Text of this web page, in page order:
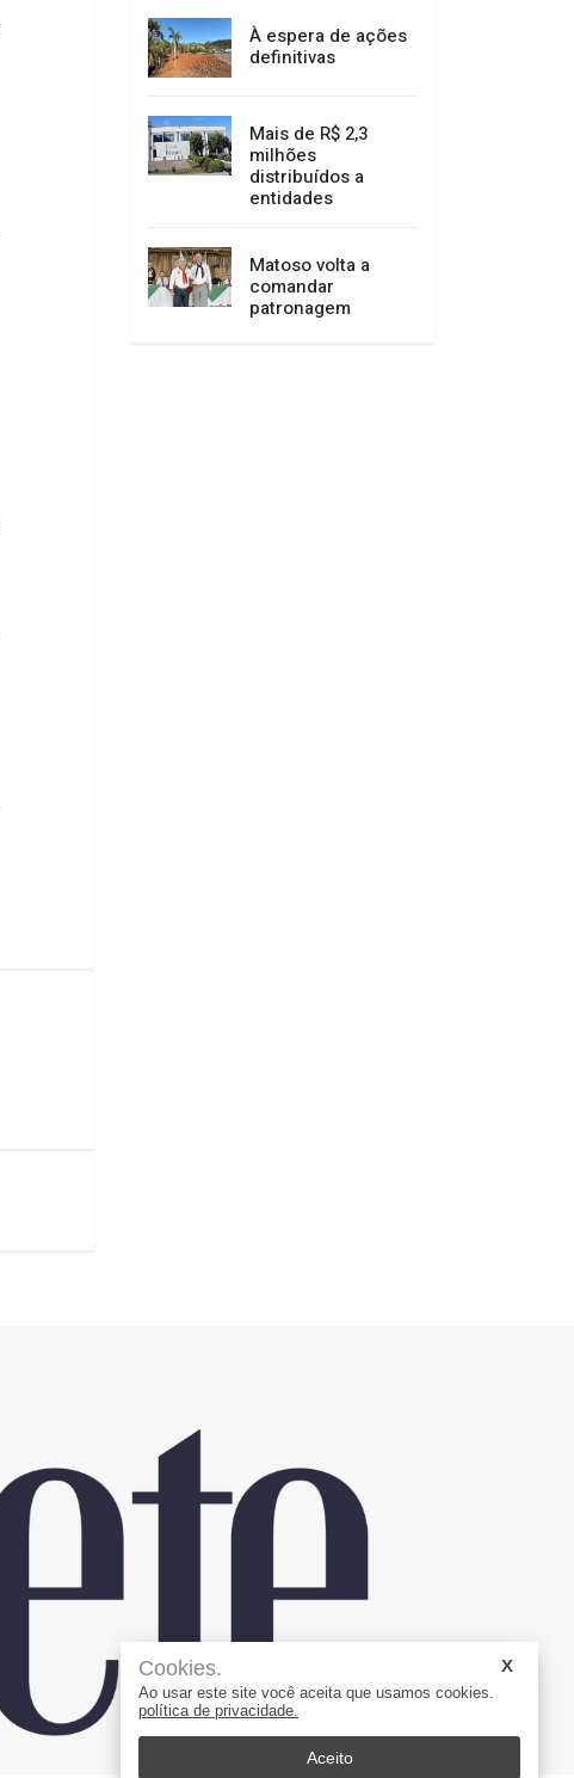
À espera de ações
definitivas
Mais de R$ 2,3
milhões
distribuídos a
entidades
Matoso volta a
comandar
patronagem
Cookies.
Ao usar este site você aceita que usamos cookies.
política de privacidade.
Aceito